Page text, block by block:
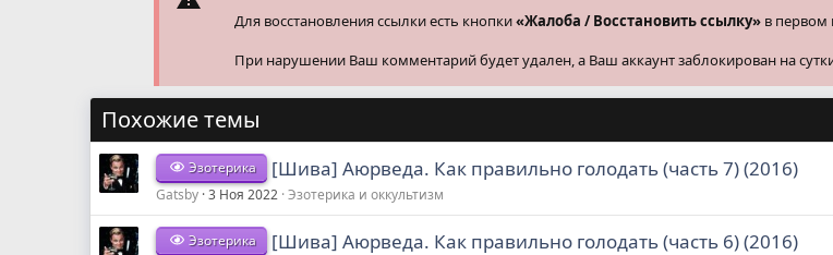
Для восстановления ссылки есть кнопки«Жалоба / Восстановить ссылку» в первом
При нарушении Ваш комментарий будет удален, а Ваш аккаунт заблокирован на
Похожие темы
Эзотерика [Шива] Аюрведа. Как правильно голодать (часть 7) (2016)
Gatsby 3 Ноя 2022 Эзотерика и оккультизм
Эзотерика [Шива] Аюрведа. Как правильно голодать (часть 6) (2016)